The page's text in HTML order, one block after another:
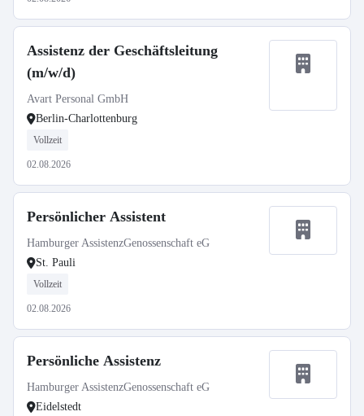
Assistenz der Geschäftsleitung
(m/w/d)
Avart Personal GmbH
Berlin-Charlottenburg
Vollzeit
02.08.2026
Persönlicher Assistent
Hamburger AssistenzGenossenschaft eG
St. Pauli
Vollzeit
02.08.2026
Persönliche Assistenz
Hamburger AssistenzGenossenschaft eG
Eidelstedt